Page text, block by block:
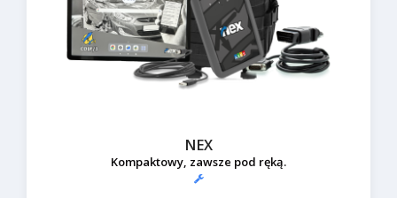
NEX
Kompaktowy, zawsze pod ręką.